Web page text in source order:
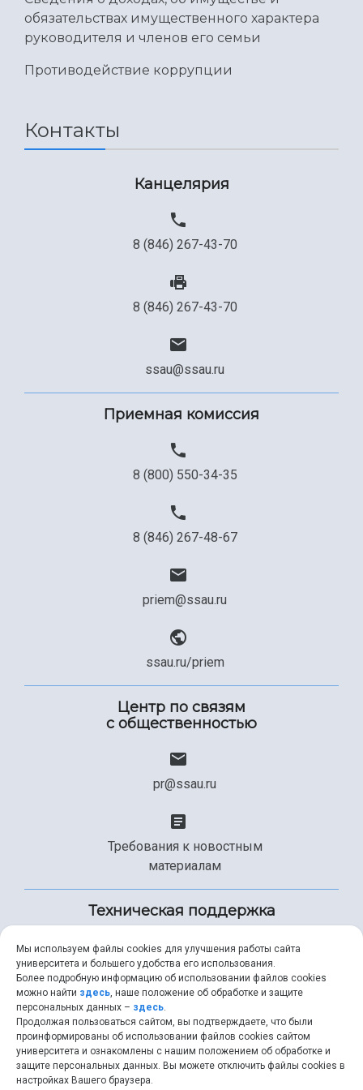
Международный межвузовский кампус
Сведения об образовательной организации
Официальные документы
обязательствах имущественного характера
руководителя и членов его семьи
Противодействие коррупции
Контакты
Канцелярия
8 (846) 267-43-70
8 (846) 267-43-70
ssau@ssau.ru
Приемная комиссия
8 (800) 550-34-35
8 (846) 267-48-67
priem@ssau.ru
ssau.ru/priem
Центр по связям
с общественностью
pr@ssau.ru
Требования к новостным
материалам
Техническая поддержка
+7 (846) 267-49-99
help@ssau.ru
Мы используем файлы cookies для улучшения работы сайта
университета и большего удобства его использования.
Более подробную информацию об использовании файлов cookies
можно найти здесь, наше положение об обработке и защите
персональных данных – здесь.
Продолжая пользоваться сайтом, вы подтверждаете, что были
проинформированы об использовании файлов cookies сайтом
университета и ознакомлены с нашим положением об обработке и
защите персональных данных. Вы можете отключить файлы cookies в
настройках Вашего браузера.